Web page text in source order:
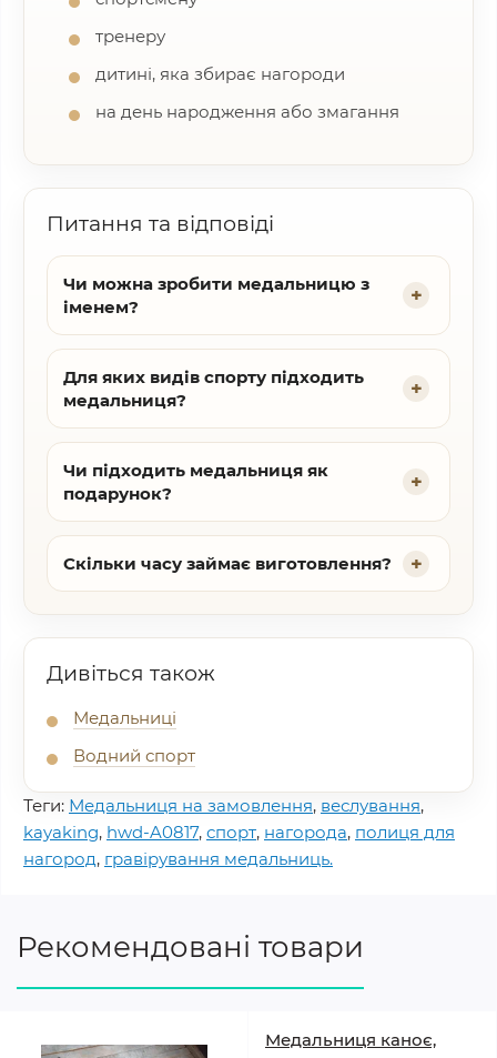
тренеру
дитині, яка збирає нагороди
на день народження або змагання
Питання та відповіді
Чи можна зробити медальницю з
іменем?
Для яких видів спорту підходить
медальниця?
Чи підходить медальниця як
подарунок?
Скільки часу займає виготовлення?
Дивіться також
Медальниці
Водний спорт
Теги: Медальниця на замовлення, веслування,
kayaking, hwd-A0817, спорт, нагорода, полиця для
нагород, гравірування медальниць.
Рекомендовані товари
Медальниця каноє,